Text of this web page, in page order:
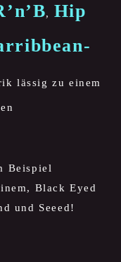
, Hip
lässig zu einem
Beispiel
Black Eyed
und Seeed!